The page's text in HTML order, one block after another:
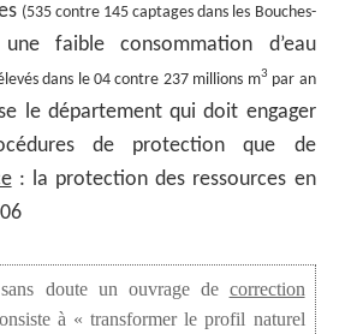
(535 contre 145 captages dans les Bouches-
faible consommation d’eau
dans le 04 contre 237 millions m3 par an
le département qui doit engager
de protection que de
: la protection des ressources en
doute un ouvrage de correction
à « transformer le profil naturel